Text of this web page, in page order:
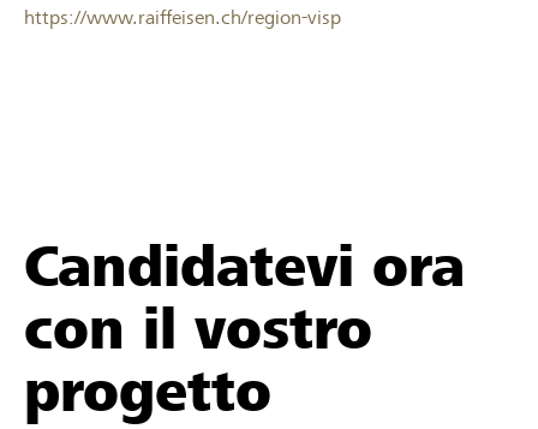
https://www.raiffeisen.ch/region-visp
Candidatevi ora
con il vostro
progetto